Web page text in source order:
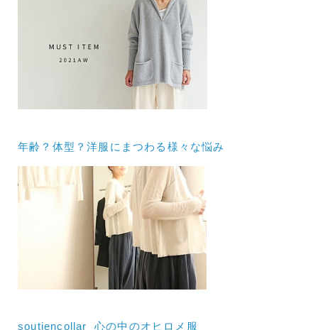
年齢？体型？洋服にまつわる様々な悩み
soutiencollar 心の中のオヒロメ服